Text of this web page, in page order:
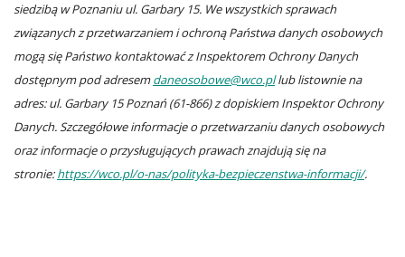
siedzibą w Poznaniu ul. Garbary 15. We wszystkich sprawach
związanych z przetwarzaniem i ochroną Państwa danych osobowych
mogą się Państwo kontaktować z Inspektorem Ochrony Danych
dostępnym pod adresemdaneosobowe@wco.pllub listownie na
adres: ul. Garbary 15 Poznań (61-866) z dopiskiem Inspektor Ochrony
Danych. Szczegółowe informacje o przetwarzaniu danych osobowych
oraz informacje o przysługujących prawach znajdują się na
stronie:https://wco.pl/o-nas/polityka-bezpieczenstwa-informacji/.